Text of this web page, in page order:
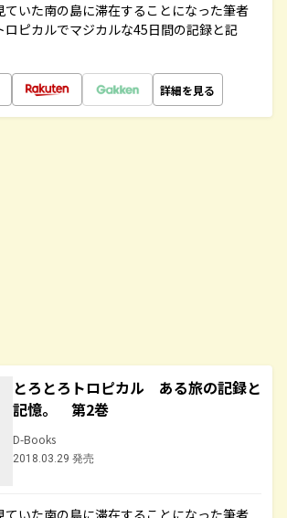
ていた南の島に滞在することになった筆者
ロピカルでマジカルな45日間の記録と記
詳細を見る
とろとろトロピカル ある旅の記録と
記憶。 第2巻
D-Books
2018.03.29 発売
ていた南の島に滞在することになった筆者